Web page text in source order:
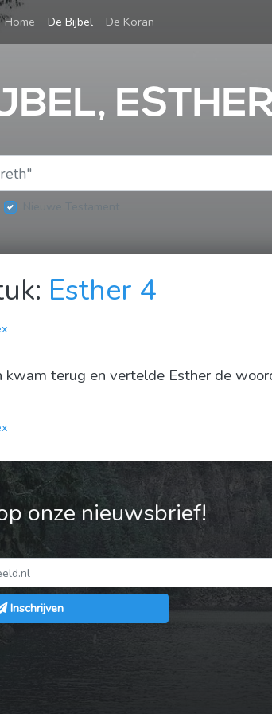
Home (current)
De Bijbel De Koran
Esther 4
kwam terug en vertelde Esther de
onze nieuwsbrief!
Inschrijven